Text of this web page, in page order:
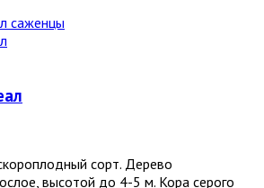
сорт. Дерево
высотой до 4-5 м. Кора серого